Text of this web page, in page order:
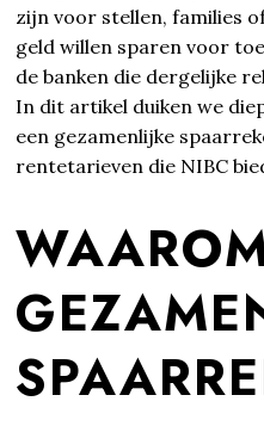
zijn voor stellen, families
geld willen sparen voor
de banken die dergelijke
In dit artikel duiken we
een gezamenlijke
rentetarieven die NIBC